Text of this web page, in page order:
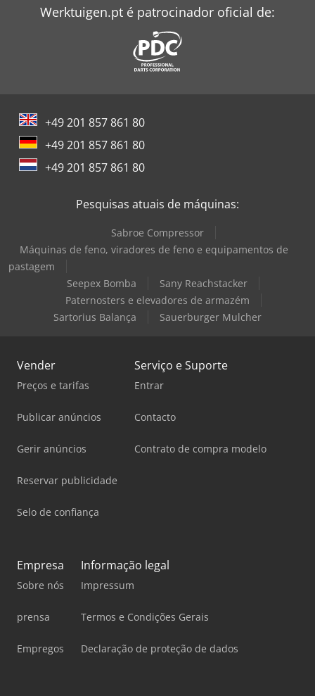
Werktuigen.pt é patrocinador oficial de:
+49 201 857 861 80
+49 201 857 861 80
+49 201 857 861 80
Pesquisas atuais de máquinas:
Sabroe Compressor
Máquinas de feno, viradores de feno e equipamentos de
pastagem
Seepex Bomba
Sany Reachstacker
Paternosters e elevadores de armazém
Sartorius Balança
Sauerburger Mulcher
Vender
Preços e tarifas
Publicar anúncios
Gerir anúncios
Reservar publicidade
Selo de confiança
Serviço e Suporte
Entrar
Contacto
Contrato de compra modelo
Empresa
Sobre nós
prensa
Empregos
Informação legal
Impressum
Termos e Condições Gerais
Declaração de proteção de dados